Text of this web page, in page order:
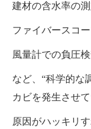
建材の含水率の
ファイバースコ
風量計での負圧
など、“科学的な
カビを発生させ
原因がハッキリす